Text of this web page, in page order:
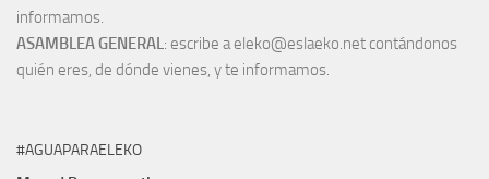
informamos.
ASAMBLEA GENERAL: escribe a eleko@eslaeko.net contándonos
quién eres, de dónde vienes, y te informamos.
#AGUAPARAELEKO